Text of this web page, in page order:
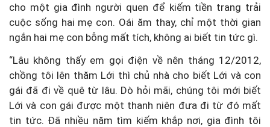
cho một gia đình người quen để kiếm tiền trang trải
cuộc sống hai mẹ con. Oái ăm thay, chỉ một thời gian
ngắn hai mẹ con bỗng mất tích, không ai biết tin tức gì.
“Lâu không thấy em gọi điện về nên tháng 12/2012,
chồng tôi lên thăm Lới thì chủ nhà cho biết Lới và con
gái đã đi về quê từ lâu. Dò hỏi mãi, chúng tôi mới biết
Lới và con gái được một thanh niên đưa đi từ đó mất
tin tức. Đã nhiều năm tìm kiếm khắp nơi, gia đình tôi